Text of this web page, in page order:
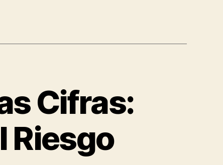
Cifras:
Riesgo